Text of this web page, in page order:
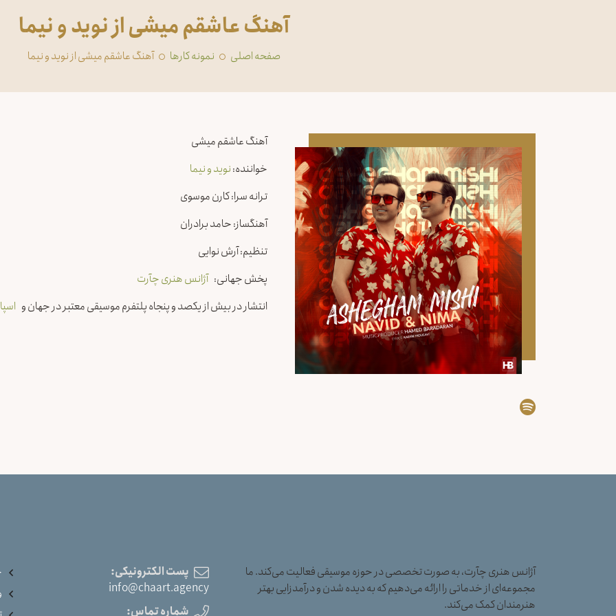
آهنگ عاشقم میشی از نوید و نیما
صفحه اصلی ‏نمونه کارها آهنگ عاشقم میشی از نوید و نیما
آهنگ عاشقم میشی
خواننده:نوید و نیما
ترانه سرا: کارن موسوی
آهنگساز: حامد برادران
تنظیم: آرش نوایی
پخش جهانی:آژانس هنری چآرت
انتشار در بیش از یکصد و پنجاه پلتفرم موسیقی معتبر در جهان و
آژانس هنری چآرت، به صورت تخصصی در حوزه موسیقی فعالیت می‌کند. ما
مجموعه‌ای از خدماتی را ارائه می‌دهیم که به دیده شدن و درآمدزایی بهتر
هنرمندان کمک می‌کند.
پست الکترونیکی:
info@chaart.agency
شماره تماس: